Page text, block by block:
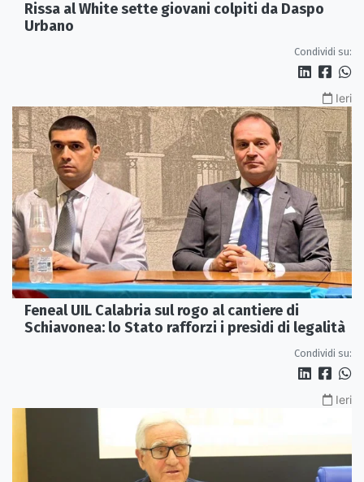
Rissa al White sette giovani colpiti da Daspo
Urbano
Condividi su:
Ieri
Feneal UIL Calabria sul rogo al cantiere di
Schiavonea: lo Stato rafforzi i presìdi di legalità
Condividi su:
Ieri